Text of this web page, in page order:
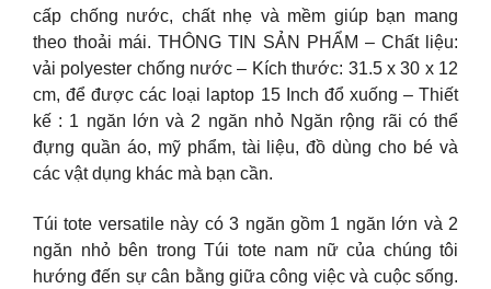
cấp chống nước, chất nhẹ và mềm giúp bạn mang
theo thoải mái. THÔNG TIN SẢN PHẨM – Chất liệu:
vải polyester chống nước – Kích thước: 31.5 x 30 x 12
cm, để được các loại laptop 15 Inch đổ xuống – Thiết
kế : 1 ngăn lớn và 2 ngăn nhỏ Ngăn rộng rãi có thể
đựng quần áo, mỹ phẩm, tài liệu, đồ dùng cho bé và
các vật dụng khác mà bạn cần.
Túi tote versatile này có 3 ngăn gồm 1 ngăn lớn và 2
ngăn nhỏ bên trong Túi tote nam nữ của chúng tôi
hướng đến sự cân bằng giữa công việc và cuộc sống.